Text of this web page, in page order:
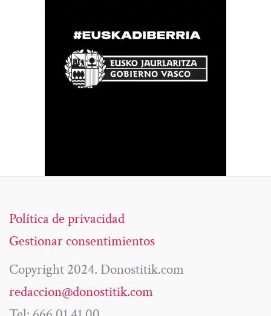
Política de privacidad
Gestionar consentimientos
Copyright 2024. Donostitik.com
redaccion@donostitik.com